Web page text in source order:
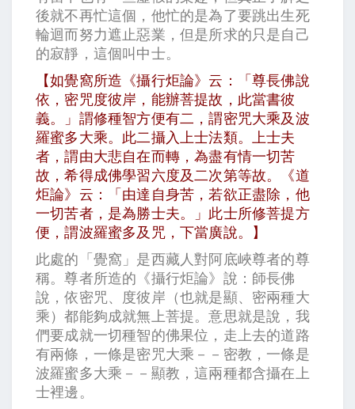
後就不再忙這個，他忙的是為了要跳出生死
輪迴而努力遮止惡業，但是所求的只是自己
的寂靜，這個叫中士。
【如覺窩所造《攝行炬論》云：「尊長佛說
依，密咒度彼岸，能辦菩提故，此當書彼
義。」謂修種智方便有二，謂密咒大乘及波
羅蜜多大乘。此二攝入上士法類。上士夫
者，謂由大悲自在而轉，為盡有情一切苦
故，希得成佛學習六度及二次第等故。《道
炬論》云：「由達自身苦，若欲正盡除，他
一切苦者，是為勝士夫。」此士所修菩提方
便，謂波羅蜜多及咒，下當廣說。】
此處的「覺窩」是西藏人對阿底峽尊者的尊
稱。尊者所造的《攝行炬論》說：師長佛
說，依密咒、度彼岸（也就是顯、密兩種大
乘）都能夠成就無上菩提。意思就是說，我
們要成就一切種智的佛果位，走上去的道路
有兩條，一條是密咒大乘－－密教，一條是
波羅蜜多大乘－－顯教，這兩種都含攝在上
士裡邊。